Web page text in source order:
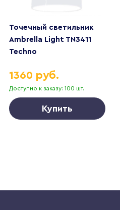
Точечный светильник
Ambrella Light TN3411
Techno
Доступно к заказу: 100 шт.
1360 руб.
Купить